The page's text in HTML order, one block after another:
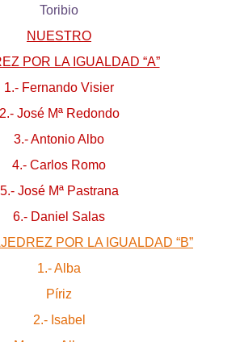
Toribio
NUESTRO
POR LA IGUALDAD “A”
1.- Fernando Visier
2.- José Mª Redondo
3.- Antonio Albo
4.- Carlos Romo
5.- José Mª Pastrana
6.- Daniel Salas
POR LA IGUALDAD “B”
1.- Alba
Píriz
2.- Isabel